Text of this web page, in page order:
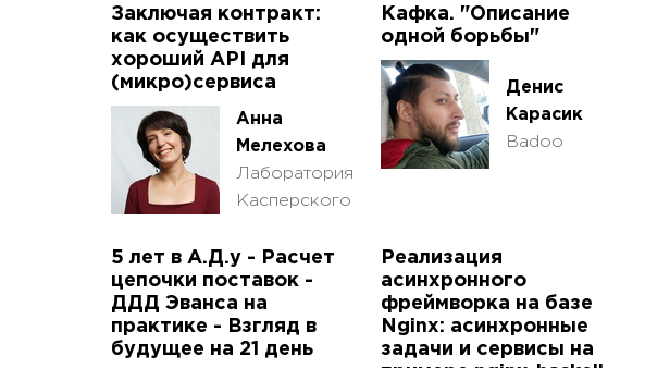
Заключая контракт:
как осуществить
хороший API для
(микро)сервиса
Анна
Мелехова
Лаборатория
Касперского
Кафка. "Описание
одной борьбы"
Денис
Карасик
Badoo
5 лет в А.Д.у - Расчет
цепочки поставок -
ДДД Эванса на
практике - Взгляд в
будущее на 21 день
Реализация
асинхронного
фреймворка на базе
Nginx: асинхронные
задачи и сервисы на